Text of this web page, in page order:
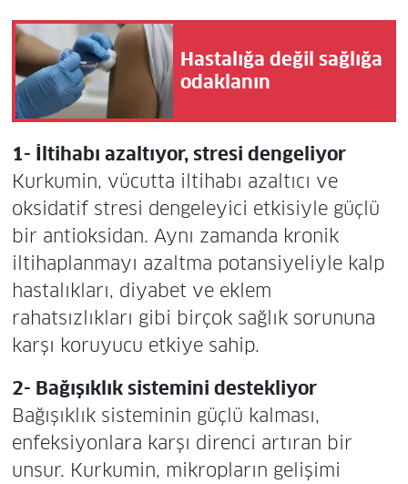
Hastalığa değil sağlığa
odaklanın
1- İltihabı azaltıyor, stresi dengeliyor
Kurkumin, vücutta iltihabı azaltıcı ve
oksidatif stresi dengeleyici etkisiyle güçlü
bir antioksidan. Aynı zamanda kronik
iltihaplanmayı azaltma potansiyeliyle kalp
hastalıkları, diyabet ve eklem
rahatsızlıkları gibi birçok sağlık sorununa
karşı koruyucu etkiye sahip.
2- Bağışıklık sistemini destekliyor
Bağışıklık sisteminin güçlü kalması,
enfeksiyonlara karşı direnci artıran bir
unsur. Kurkumin, mikropların gelişimi